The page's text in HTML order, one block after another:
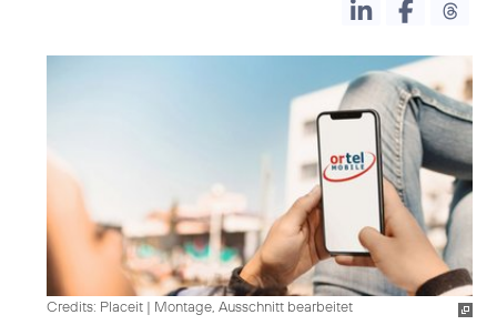
Credits: Placeit | Montage, Ausschnitt bearbeitet